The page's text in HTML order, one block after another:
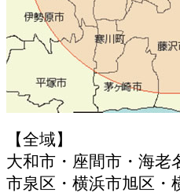
【全域】
大和市・座間市・海老
市泉区・横浜市旭区・